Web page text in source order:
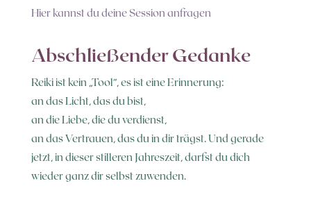
Hier kannst du deine Session anfragen
Abschließender Gedanke
Reiki ist kein „Tool“, es ist eine Erinnerung:
an das Licht, das du bist,
an die Liebe, die du verdienst,
an das Vertrauen, das du in dir trägst. Und gerade
jetzt, in dieser stilleren Jahreszeit, darfst du dich
wieder ganz dir selbst zuwenden.